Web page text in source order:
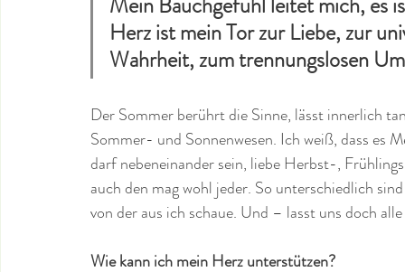
Herz ist mein Tor zur Liebe, zur
Wahrheit, zum trennungslosen
Der Sommer berührt die Sinne, lässt innerlich
Sommer- und Sonnenwesen. Ich weiß, dass es
darf nebeneinander sein, liebe Herbst-,
auch den mag wohl jeder. So unterschiedlich
von der aus ich schaue. Und – lasst uns doch
Wie kann ich mein Herz unterstützen?